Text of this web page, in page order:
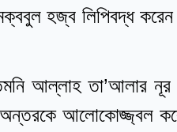
হজ্ব লিপিবদ্ধ
আল্লাহ তা’আলার
অন্তরকে আলোকোজ্জ্বল